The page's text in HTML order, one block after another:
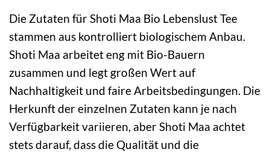
Die Zutaten für Shoti Maa Bio Lebenslust Tee
stammen aus kontrolliert biologischem Anbau.
Shoti Maa arbeitet eng mit Bio-Bauern
zusammen und legt großen Wert auf
Nachhaltigkeit und faire Arbeitsbedingungen. Die
Herkunft der einzelnen Zutaten kann je nach
Verfügbarkeit variieren, aber Shoti Maa achtet
stets darauf, dass die Qualität und die